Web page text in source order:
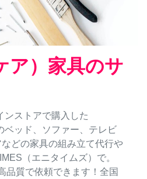
ア）家具のサ
ンストアで購入した
ベッド、ソファー、テレビ
どの家具の組み立て代行や
（エニタイムズ）で。
品質で依頼できます！全国